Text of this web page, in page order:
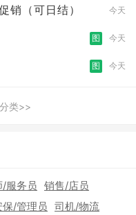
销（可日结） 今天
图 今天
图 今天
类>>
/服务员 销售/店员
保/管理员 司机/物流